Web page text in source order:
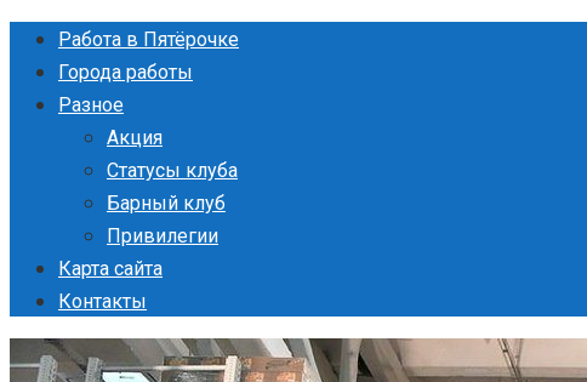
Перейти
контенту
Работа в Пятёрочке
Города работы
Разное
Акция
Статусы клуба
Барный клуб
Привилегии
Карта сайта
Контакты